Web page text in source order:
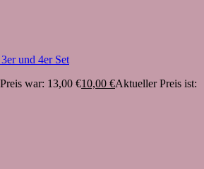
und 4er Set
war: 13,00 €10,00 €Aktueller Preis ist: